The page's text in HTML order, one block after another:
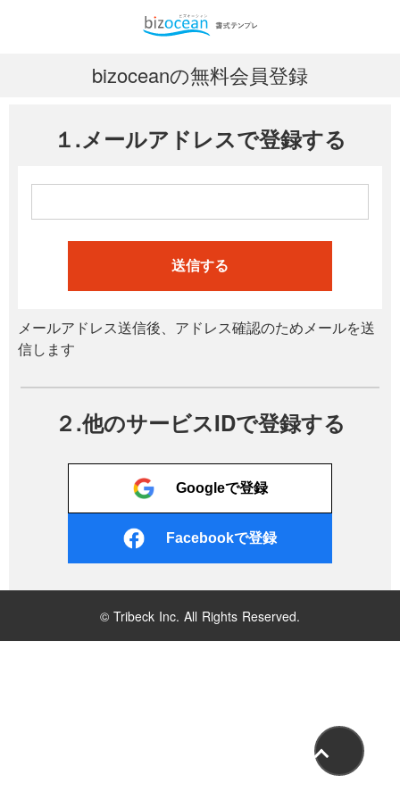
bizoceanの無料会員登録
１.メールアドレスで登録する
送信する
メールアドレス送信後、アドレス確認のためメールを送
信します
２.他のサービスIDで登録する
Googleで登録
Facebookで登録
© Tribeck Inc. All Rights Reserved.